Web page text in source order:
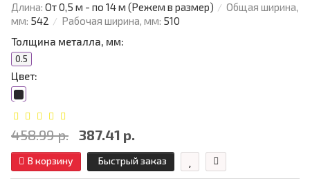
Длина: От 0,5 м - по 14 м (Режем в размер)
Общая ширина,
мм: 542 Рабочая ширина, мм: 510
Толщина металла, мм:
0.5
Цвет:
458.99 р. 387.41 р.
В корзину Быстрый заказ